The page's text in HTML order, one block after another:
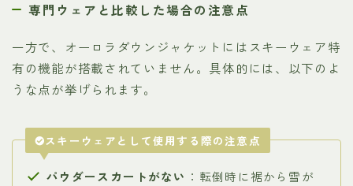
専門ウェアと比較した場合の注意点
一方で、オーロラダウンジャケットにはスキーウェア特
有の機能が搭載されていません。具体的には、以下のよ
うな点が挙げられます。
スキーウェアとして使用する際の注意点
パウダースカートがない ：転倒時に裾から雪が